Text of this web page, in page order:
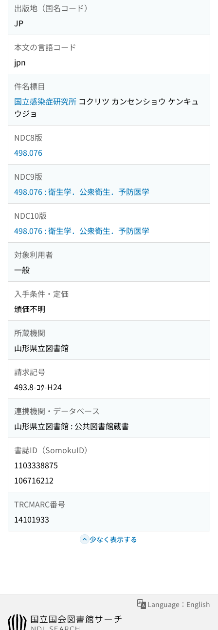
出版地（国名コード）
JP
本文の言語コード
jpn
件名標目
国立感染症研究所 コクリツ カンセンショウ ケンキュ
ウジョ
NDC8版
498.076
NDC9版
498.076 : 衛生学．公衆衛生．予防医学
NDC10版
498.076 : 衛生学．公衆衛生．予防医学
対象利用者
一般
入手条件・定価
頒価不明
所蔵機関
山形県立図書館
請求記号
493.8-ｺｸ-H24
連携機関・データベース
山形県立図書館 : 公共図書館蔵書
書誌ID（SomokuID）
1103338875
106716212
TRCMARC番号
14101933
少なく表示する
Language：English